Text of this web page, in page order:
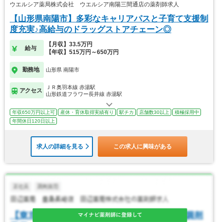
ウエルシア薬局株式会社 ウエルシア南陽三間通店の薬剤師求人
【山形県南陽市】多彩なキャリアパスと子育て支援制
度充実♪高給与のドラッグストアチェーン◎
給与
【月収】33.5万円
【年収】515万円～650万円
勤務地 山形県 南陽市
アクセス
ＪＲ奥羽本線 赤湯駅
山形鉄道フラワー長井線 赤湯駅
年収650万円以上可 産休・育休取得実績有り 駅チカ 店舗数30以上
積極採用中
年間休日120日以上
求人の詳細を見る この求人に興味がある